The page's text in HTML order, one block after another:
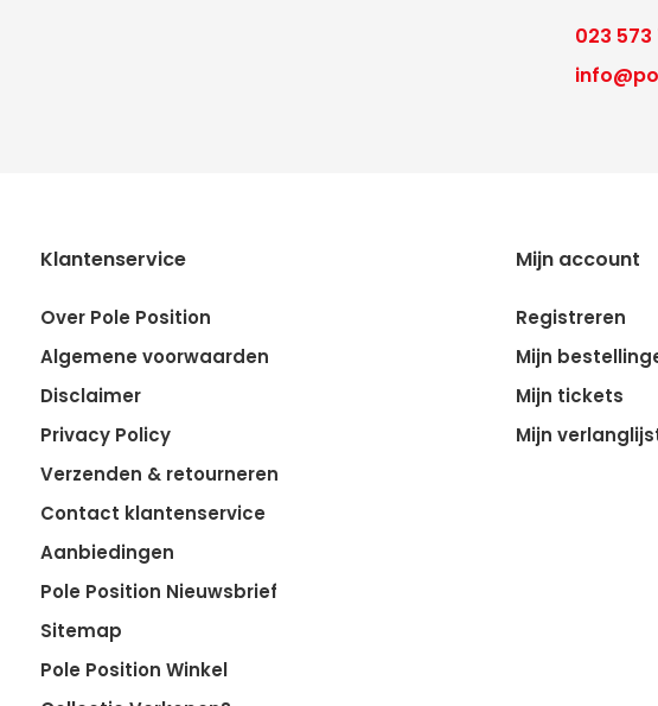
023 573
Klantenservice
Over Pole Position
Algemene voorwaarden
Disclaimer
Privacy Policy
Verzenden & retourneren
Contact klantenservice
Aanbiedingen
Pole Position Nieuwsbrief
Sitemap
Pole Position Winkel
Mijn account
Registreren
Mijn
Mijn tickets
Mijn